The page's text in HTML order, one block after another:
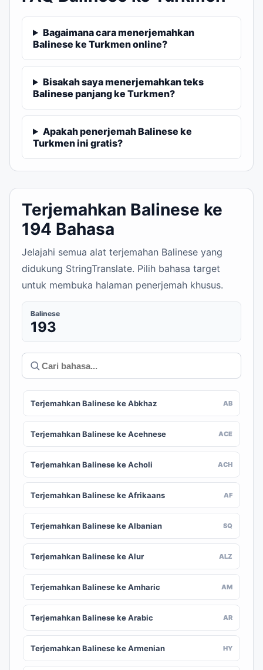
Bagaimana cara menerjemahkan
Balinese ke Turkmen online?
Bisakah saya menerjemahkan teks
Balinese panjang ke Turkmen?
Apakah penerjemah Balinese ke
Turkmen ini gratis?
Terjemahkan Balinese ke
194 Bahasa
Jelajahi semua alat terjemahan Balinese yang
didukung StringTranslate. Pilih bahasa target
untuk membuka halaman penerjemah khusus.
Balinese
193
Terjemahkan Balinese ke Abkhaz AB
Terjemahkan Balinese ke Acehnese ACE
Terjemahkan Balinese ke Acholi ACH
Terjemahkan Balinese ke Afrikaans AF
Terjemahkan Balinese ke Albanian SQ
Terjemahkan Balinese ke Alur ALZ
Terjemahkan Balinese ke Amharic AM
Terjemahkan Balinese ke Arabic AR
Terjemahkan Balinese ke Armenian HY